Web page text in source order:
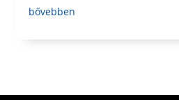
bővebben